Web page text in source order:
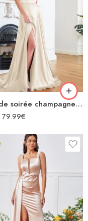
Robe de soirée champagne en satin décolleté carré longue fendue sirène
79.99€